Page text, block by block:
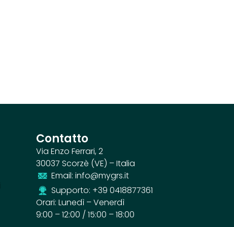
Contatto
Via Enzo Ferrari, 2
30037 Scorzè (VE) – Italia
Email: info@mygrs.it
Supporto: +39 0418877361
Orari: Lunedì – Venerdì
9:00 – 12:00 / 15:00 – 18:00